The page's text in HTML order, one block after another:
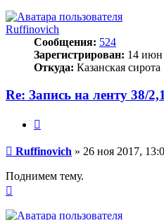
началу
Ruffinovich
Сообщения: 524
Зарегистрирован: 14 июн
Откуда: Казанская сирота
Re: Запись на ленту 38/
Сообщение
Ruffinovich » 26 ноя 2017,
Поднимем тему.
началу